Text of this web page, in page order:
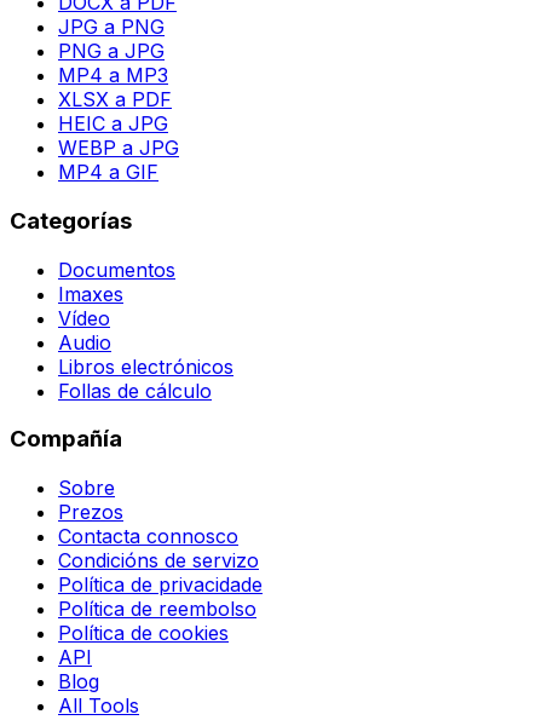
JPG a PNG
PNG a JPG
MP4 a MP3
XLSX a PDF
HEIC a JPG
WEBP a JPG
MP4 a GIF
Categorías
Documentos
Imaxes
Vídeo
Audio
Libros electrónicos
Follas de cálculo
Compañía
Sobre
Prezos
Contacta connosco
Condicións de servizo
Política de privacidade
Política de reembolso
Política de cookies
API
Blog
All Tools